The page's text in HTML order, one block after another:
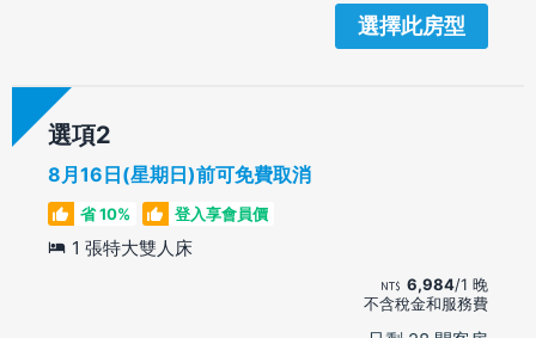
選擇此房型
選項
8月16日(星期日)前可免費取消
省 10% 登入享會員價
1 張特大雙人床
6,984/1 晚
不含稅金和服務費